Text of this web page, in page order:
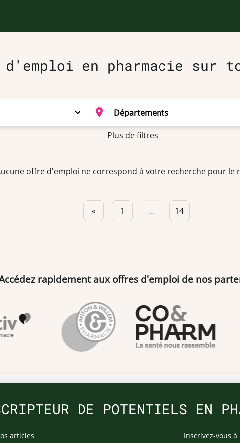
en pharmacie sur
Plus de filtres
offre d'emploi ne correspond à votre recherche pour le
« 1 … 14
rapidement aux offres d'emploi de nos
DE POTENTIELS EN
articles
Inscrivez-vous